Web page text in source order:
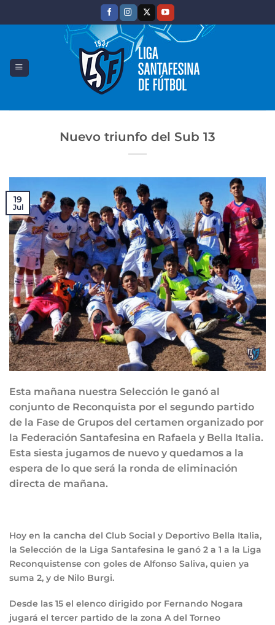
Nuevo triunfo del Sub 13
19
Jul
Esta mañana nuestra Selección le ganó al
conjunto de Reconquista por el segundo partido
de la Fase de Grupos del certamen organizado por
la Federación Santafesina en Rafaela y Bella Italia.
Esta siesta jugamos de nuevo y quedamos a la
espera de lo que será la ronda de eliminación
directa de mañana.
Hoy en la cancha del Club Social y Deportivo Bella Italia,
la Selección de la Liga Santafesina le ganó 2 a 1 a la Liga
Reconquistense con goles de Alfonso Saliva, quien ya
suma 2, y de Nilo Burgi.
Desde las 15 el elenco dirigido por Fernando Nogara
jugará el tercer partido de la zona A del Torneo